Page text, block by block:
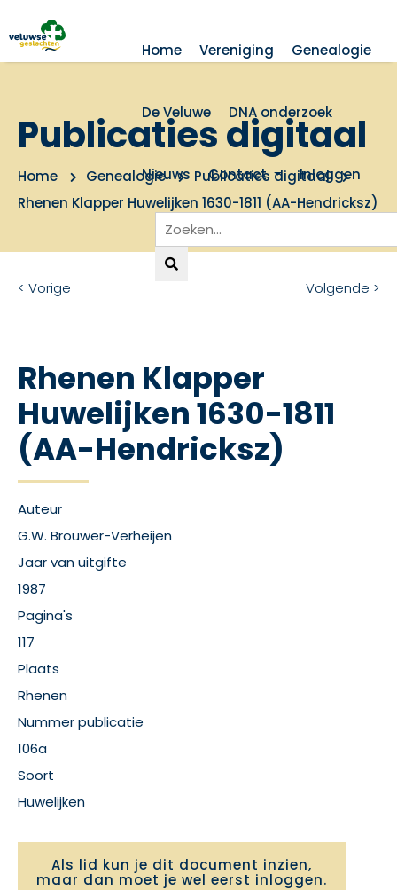
Home Vereniging Genealogie
De Veluwe DNA onderzoek
Nieuws Contact Inloggen
Publicaties digitaal
Home Genealogie
Publicaties digitaal
Rhenen Klapper Huwelijken 1630-1811 (AA-Hendricksz)
< Vorige Volgende >
Rhenen Klapper
Huwelijken 1630-1811
(AA-Hendricksz)
Auteur
G.W. Brouwer-Verheijen
Jaar van uitgifte
1987
Pagina's
117
Plaats
Rhenen
Nummer publicatie
106a
Soort
Huwelijken
Als lid kun je dit document inzien,
maar dan moet je wel eerst inloggen.